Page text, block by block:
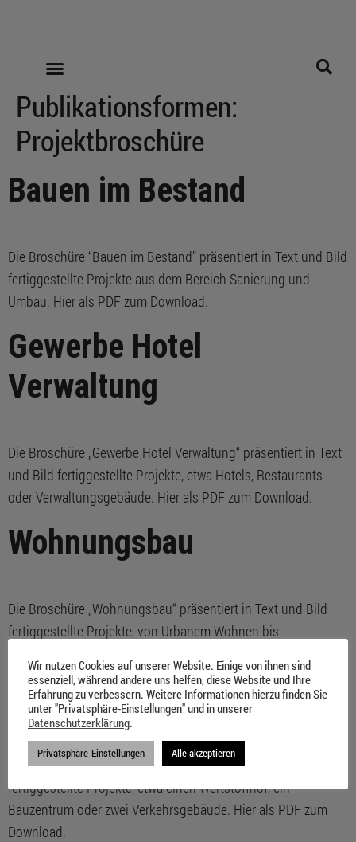
Publikationsformen:
Projektbroschüre
Bauen im Bestand
Die Broschüre “Bauen im Bestand” präsentiert in Text und Bild
fertiggestellte Projekte aus dem Bereich Sanierung und
Umbau. Hier als PDF zum Download.
Gewerbe Hotel
Verwaltung
Die Broschüre „Gewerbe Hotel Verwaltung“ präsentiert in Text
und Bild fertiggestellte Projekte, etwa Hotels, Restaurants
oder Verwaltungsgebäude. Hier als PDF zum Download.
Wohnungsbau
Die Broschüre „Wohnungsbau“ präsentiert in Text und Bild
fertiggestellte Projekte, von Urbanem Wohnen bis
Sonderbau
Die Broschüre „Sonderbau“ präsentiert in Text und Bild
fertiggestellte Projekte, etwa einen Wertstoffhof, ein
Bauzentrum oder zwei Verkehrsgebäude. Hier als PDF zum
Download.
Wir nutzen Cookies auf unserer Website. Einige von ihnen sind
essenziell, während andere uns helfen, diese Website und Ihre
Erfahrung zu verbessern. Weitere Informationen hierzu finden Sie
unter "Privatsphäre-Einstellungen" und in unserer
Datenschutzerklärung.
Privatsphäre-Einstellungen Alle akzeptieren